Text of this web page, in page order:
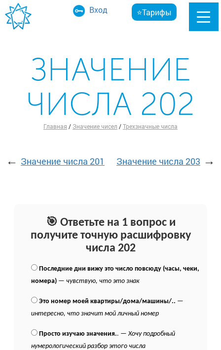
Вход ⭐Тарифы
ЗНАЧЕНИЕ
ЧИСЛА 202
Главная / Значение чисел /Трехзначные числа
← Значение числа 201 Значение числа 203 →
🎯 Ответьте на 1 вопрос и
получите точную расшифровку
числа 202
Последние дни вижу это число повсюду (часы, чеки,
номера) —чувствую, что это знак
Это номер моей квартиры/дома/машины/.. —
интересно, что значит мой личный номер
Просто изучаю значения.. —Хочу подробный
нумерологический разбор этого числа